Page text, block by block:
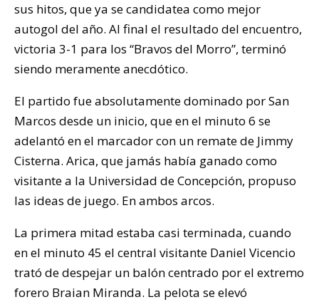
sus hitos, que ya se candidatea como mejor
autogol del año. Al final el resultado del encuentro,
victoria 3-1 para los “Bravos del Morro”, terminó
siendo meramente anecdótico.
El partido fue absolutamente dominado por San
Marcos desde un inicio, que en el minuto 6 se
adelantó en el marcador con un remate de Jimmy
Cisterna. Arica, que jamás había ganado como
visitante a la Universidad de Concepción, propuso
las ideas de juego. En ambos arcos.
La primera mitad estaba casi terminada, cuando
en el minuto 45 el central visitante Daniel Vicencio
trató de despejar un balón centrado por el extremo
forero Braian Miranda. La pelota se elevó